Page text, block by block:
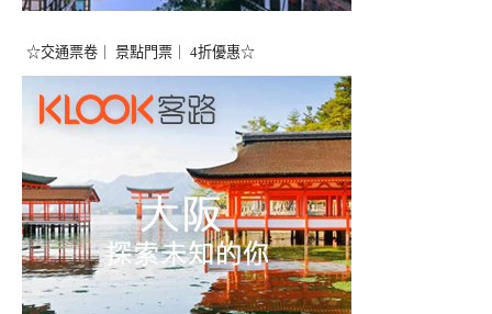
☆交通票卷｜ 景點門票｜ 4折優惠☆